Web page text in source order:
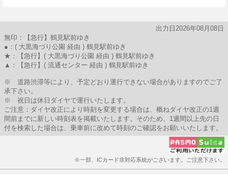
出力日2026年08月08日
無印：【急行】鶴見駅前ゆき
●：( 大黒海づり公園 経由 ) 鶴見駅前ゆき
★：【急行】( 大黒海づり公園 経由 ) 鶴見駅前ゆき
▲：【急行】( 流通センター 経由 ) 鶴見駅前ゆき
※ 道路渋滞等により、予定どおり運行できない場合がありますのでご了
承下さい。
※ 祝日は休日ダイヤで運行いたします。
ご注意：ダイヤ改正により時刻を変更する場合は、概ねダイヤ改正の1週
間前までに新しい時刻表を掲載いたします。そのため、1週間以上先の日
付を検索した場合は、乗車前に改めて時刻のご確認をお願いいたします。
※一部、ICカード非対応系統がございます。ご注意下さい。